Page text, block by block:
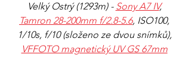
Velký Ostrý (1293m) - Sony A7 IV,
Tamron 28-200mm f/2.8-5.6, ISO100,
1/10s, f/10 (složeno ze dvou snímků),
VFFOTO magnetický UV GS 67mm